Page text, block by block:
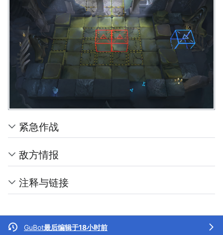
紧急作战
敌方情报
注释与链接
GuBot最后编辑于18小时前